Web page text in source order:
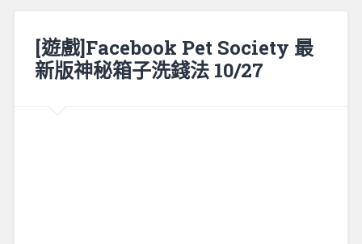
[遊戲]Facebook Pet Society 最
新版神秘箱子洗錢法 10/27